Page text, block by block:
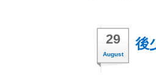
後
29
August